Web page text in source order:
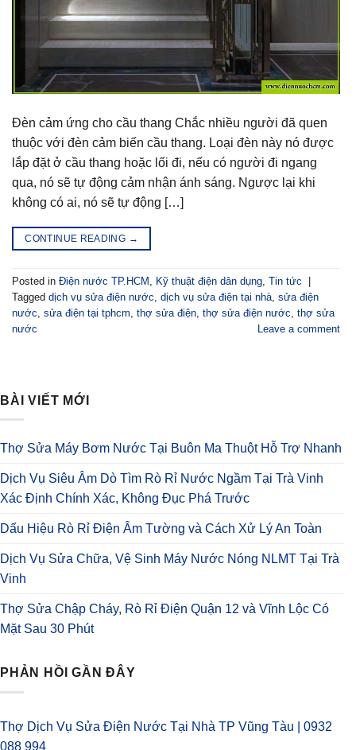
Đèn cảm ứng cho cầu thang Chắc nhiều người đã quen
thuộc với đèn cảm biến cầu thang. Loại đèn này nó được
lắp đặt ở cầu thang hoặc lối đi, nếu có người đi ngang
qua, nó sẽ tự động cảm nhận ánh sáng. Ngược lại khi
không có ai, nó sẽ tự động […]
CONTINUE READING →
Posted in Điện nước TP.HCM , Kỹ thuật điện dân dụng, Tin tức
Tagged dịch vụ sửa điện nước, dịch vụ sửa điện tại nhà, sửa điện
nước, sửa điện tại tphcm, thợ sửa điện, thợ sửa điện nước, thợ sửa
nước
Leave a comment
BÀI VIẾT MỚI
Thợ Sửa Máy Bơm Nước Tại Buôn Ma Thuột Hỗ Trợ Nhanh
Dịch Vụ Siêu Âm Dò Tìm Rò Rỉ Nước Ngầm Tại Trà Vinh
Xác Định Chính Xác, Không Đục Phá Trước
Dấu Hiệu Rò Rỉ Điện Âm Tường và Cách Xử Lý An Toàn
Dịch Vụ Sửa Chữa, Vệ Sinh Máy Nước Nóng NLMT Tại Trà
Vinh
Thợ Sửa Chập Cháy, Rò Rỉ Điện Quận 12 và Vĩnh Lộc Có
Mặt Sau 30 Phút
PHẢN HỒI GẦN ĐÂY
Thợ Dịch Vụ Sửa Điện Nước Tại Nhà TP Vũng Tàu | 0932
088 994